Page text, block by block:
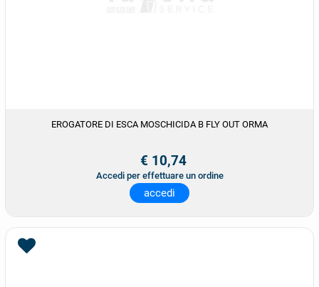
EROGATORE DI ESCA MOSCHICIDA B FLY OUT ORMA
€ 10,74
Accedi per effettuare un ordine
accedi